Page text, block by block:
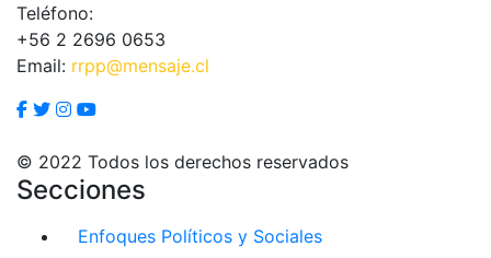
Teléfono:
+56 2 2696 0653
Email: rrpp@mensaje.cl
© 2022 Todos los derechos reservados
Secciones
Enfoques Políticos y Sociales